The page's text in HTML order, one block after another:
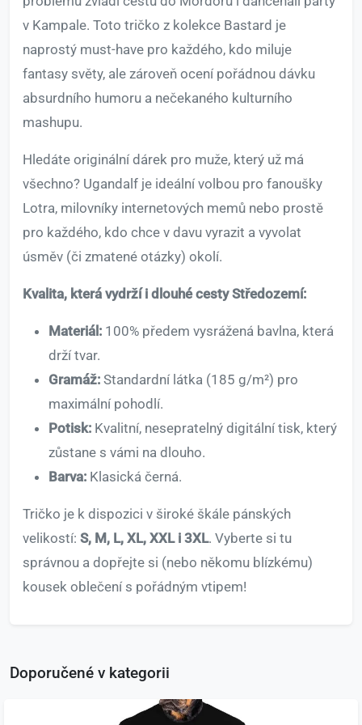
v Kampale. Toto tričko z kolekce Bastard je
naprostý must-have pro každého, kdo miluje
fantasy světy, ale zároveň ocení pořádnou dávku
absurdního humoru a nečekaného kulturního
mashupu.
Hledáte originální dárek pro muže, který už má
všechno? Ugandalf je ideální volbou pro fanoušky
Lotra, milovníky internetových memů nebo prostě
pro každého, kdo chce v davu vyrazit a vyvolat
úsměv (či zmatené otázky) okolí.
Kvalita, která vydrží i dlouhé cesty Středozemí:
Materiál: 100% předem vysrážená bavlna, která
drží tvar.
Gramáž: Standardní látka (185 g/m²) pro
maximální pohodlí.
Potisk: Kvalitní, nesepratelný digitální tisk, který
zůstane s vámi na dlouho.
Barva: Klasická černá.
Tričko je k dispozici v široké škále pánských
velikostí: S, M, L, XL, XXL i 3XL. Vyberte si tu
správnou a dopřejte si (nebo někomu blízkému)
kousek oblečení s pořádným vtipem!
Doporučené v kategorii